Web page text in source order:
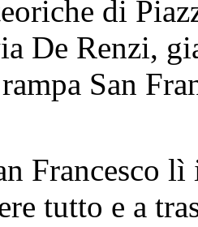
di
De Renzi,
San
Francesco lì
tutto e a